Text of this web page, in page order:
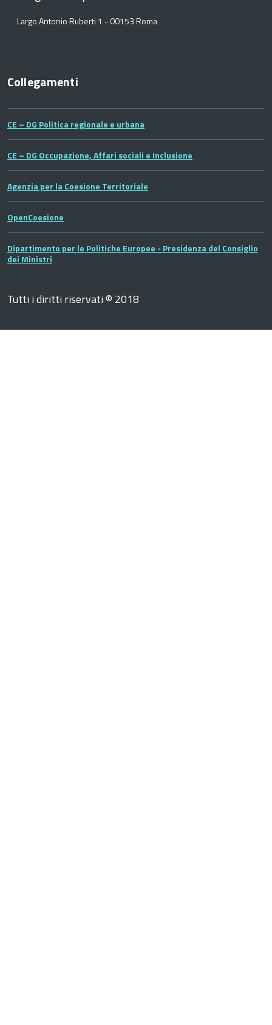
Largo Antonio Ruberti 1 - 00153 Roma
Collegamenti
CE – DG Politica regionale e urbana
CE – DG Occupazione, Affari sociali e Inclusione
Agenzia per la Coesione Territoriale
OpenCoesione
Dipartimento per le Politiche Europee - Presidenza del Consiglio
dei Ministri
Tutti i diritti riservati © 2018